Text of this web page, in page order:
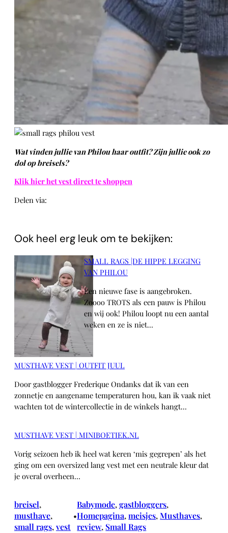
Wat vinden jullie van Philou haar outfit? Zijn jullie ook zo
dol op breisels?
Klik hier het vest direct te shoppen
Delen via:
Ook heel erg leuk om te bekijken:
SMALL RAGS |DE HIPPE LEGGING
VAN PHILOU
Een nieuwe fase is aangebroken.
Zoooo TROTS als een pauw is Philou
en wij ook! Philou loopt nu een aantal
weken en ze is niet…
MUSTHAVE VEST | OUTFIT JUUL
Door gastblogger Frederique Ondanks dat ik van een
zonnetje en aangename temperaturen hou, kan ik vaak niet
wachten tot de wintercollectie in de winkels hangt…
MUSTHAVE VEST | MINIBOETIEK.NL
Vorig seizoen heb ik heel wat keren ‘mis gegrepen’ als het
ging om een oversized lang vest met een neutrale kleur dat
je overal overheen…
breisel
musthave
small rags, vest
•
Babymode, gastbloggers
Homepagina, meisjes, Musthaves
review, Small Rags